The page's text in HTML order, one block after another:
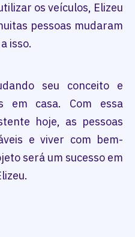
os veículos, Elizeu
pessoas mudaram
isso.
seu conceito e
em casa. Com essa
hoje, as pessoas
e viver com bem-
será um sucesso em